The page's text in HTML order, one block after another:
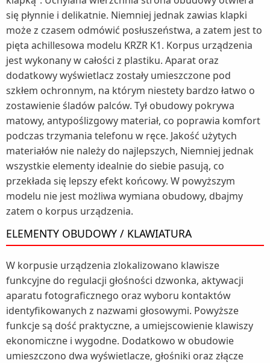
się płynnie i delikatnie. Niemniej jednak zawias klapki
może z czasem odmówić posłuszeństwa, a zatem jest to
pięta achillesowa modelu KRZR K1. Korpus urządzenia
jest wykonany w całości z plastiku. Aparat oraz
dodatkowy wyświetlacz zostały umieszczone pod
szkłem ochronnym, na którym niestety bardzo łatwo o
zostawienie śladów palców. Tył obudowy pokrywa
matowy, antypoślizgowy materiał, co poprawia komfort
podczas trzymania telefonu w ręce. Jakość użytych
materiałów nie należy do najlepszych, Niemniej jednak
wszystkie elementy idealnie do siebie pasują, co
przekłada się lepszy efekt końcowy. W powyższym
modelu nie jest możliwa wymiana obudowy, dbajmy
zatem o korpus urządzenia.
ELEMENTY OBUDOWY / KLAWIATURA
W korpusie urządzenia zlokalizowano klawisze
funkcyjne do regulacji głośności dzwonka, aktywacji
aparatu fotograficznego oraz wyboru kontaktów
identyfikowanych z nazwami głosowymi. Powyższe
funkcje są dość praktyczne, a umiejscowienie klawiszy
ekonomiczne i wygodne. Dodatkowo w obudowie
umieszczono dwa wyświetlacze, głośniki oraz złącze